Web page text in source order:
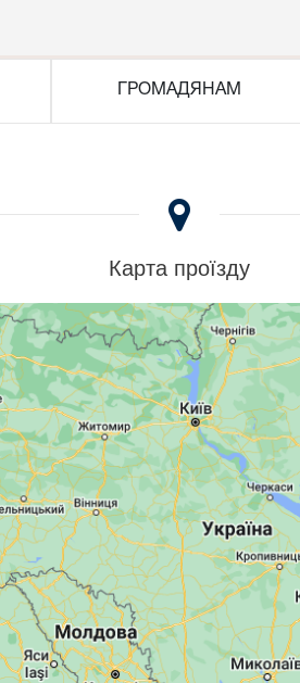
ГРОМАДЯНАМ
Карта проїзду